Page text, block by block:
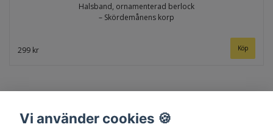
Halsband, ornamenterad berlock
– Skördemånens korp
299 kr
Vi använder cookies 🍪